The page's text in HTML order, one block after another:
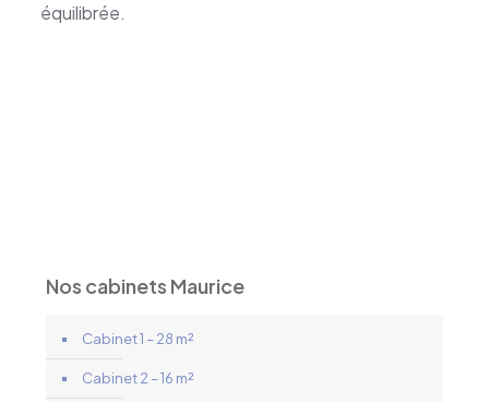
équilibrée.
Nos cabinets Maurice
Cabinet 1 – 28 m²
Cabinet 2 – 16 m²